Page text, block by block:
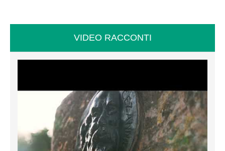
VIDEO RACCONTI